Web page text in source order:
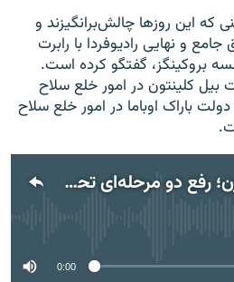
که این روزها چالش‌برانگیزند و
و نهایی رادیوفردا با رابرت
بروکینگز، گفتگو کرده است.
بیل کلینتون در امور خلع سلاح
باراک اوباما در امور خلع سلاح
گفتگو با رابرت آینهورن؛ رفع دو مرحله‌ای تحریم‌ها، روندی عاقلانه است
0:00